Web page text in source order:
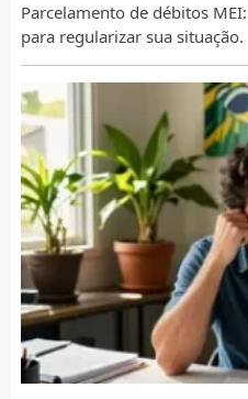
Parcelamento de débitos
para regularizar sua situação.